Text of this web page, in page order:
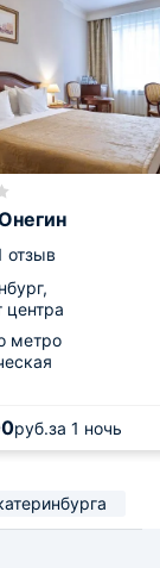
отзыв
центра
метро
руб.за 1 ночь